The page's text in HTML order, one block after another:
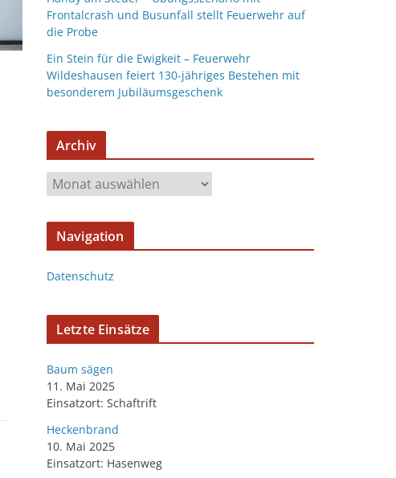
Frontalcrash und Busunfall stellt Feuerwehr auf
die Probe
Ein Stein für die Ewigkeit – Feuerwehr
Wildeshausen feiert 130-jähriges Bestehen mit
besonderem Jubiläumsgeschenk
Archiv
Navigation
Datenschutz
Letzte Einsätze
Baum sägen
11. Mai 2025
Einsatzort: Schaftrift
Heckenbrand
10. Mai 2025
Einsatzort: Hasenweg